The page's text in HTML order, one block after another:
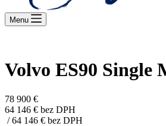
Menu
Volvo ES90 Single
78 900 €
64 146 € bez DPH
/ 64 146 € bez DPH